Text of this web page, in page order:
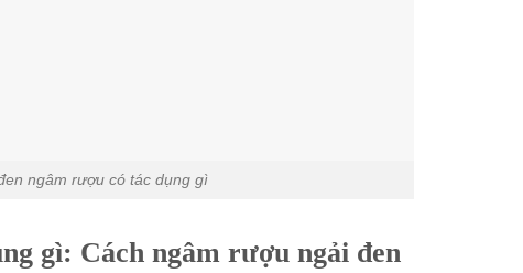
ngâm rượu có tác dụng gì
gì: Cách ngâm rượu ngải đen